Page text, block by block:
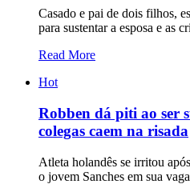
Casado e pai de dois filhos,
para sustentar a esposa e as
Read More
Hot
Robben dá piti ao ser
colegas caem na risada
Atleta holandês se irritou
o jovem Sanches em sua vaga